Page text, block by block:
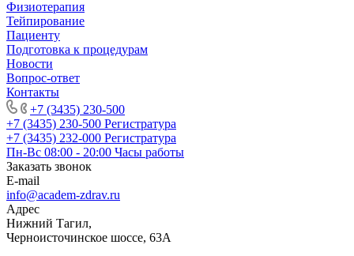
Физиотерапия
Тейпирование
Пациенту
Подготовка к процедурам
Новости
Вопрос-ответ
Контакты
+7 (3435) 230-500
+7 (3435) 230-500 Регистратура
+7 (3435) 232-000 Регистратура
Пн-Вс 08:00 - 20:00 Часы работы
Заказать звонок
E-mail
info@academ-zdrav.ru
Адрес
Нижний Тагил,
Черноисточинское шоссе, 63А